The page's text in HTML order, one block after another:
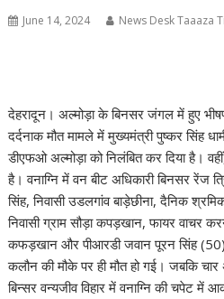
June 14, 2024 News Desk Taaaza
देहरादून। अल्मोड़ा के बिनसर जंगल में हुए
दर्दनाक मौत मामले में मुख्यमंत्री पुष्कर सिंह
डीएफओ अल्मोड़ा को निलंबित कर दिया है।
है। वनाग्नि में वन बीट अधिकारी बिनसर रेंज
सिंह, निवासी उडलगांव बाड़ेछीना, दैनिक
निवासी ग्राम सौड़ा कपड़खान, फायर वाचर
कफड़खान और पीआरडी जवान पूरन सिंह (50)
कलौन की मौके पर ही मौत हो गई। जबकि चार
बिन्सर वन्यजीव विहार में वनाग्नि की चपेट में